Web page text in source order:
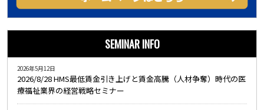
SEMINAR INFO
2026/8/28 HMS最低賃金引き上げと賃金高騰（人材争奪）時代の医
療福祉業界の経営戦略セミナー
2026年5月12日